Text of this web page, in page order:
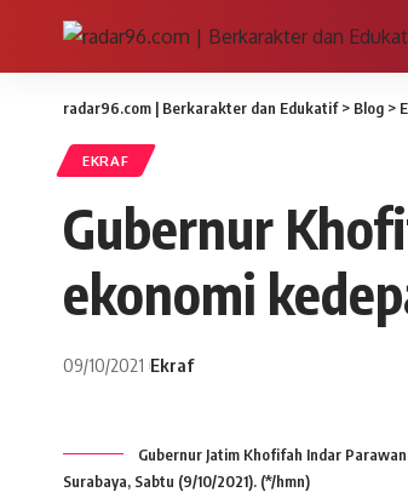
radar96.com | Berkarakter dan Edukatif> Blog >
EKRAF
Gubernur
ekonomi
09/10/2021 Ekraf
Gubernur Jatim Khofifah Indar
Surabaya, Sabtu (9/10/2021). (*/hmn)